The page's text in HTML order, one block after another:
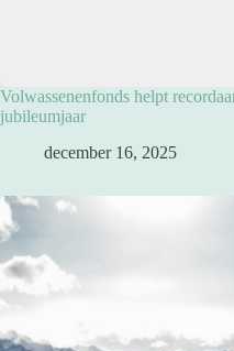
Volwassenenfonds helpt
jubileumjaar
december 16, 2025